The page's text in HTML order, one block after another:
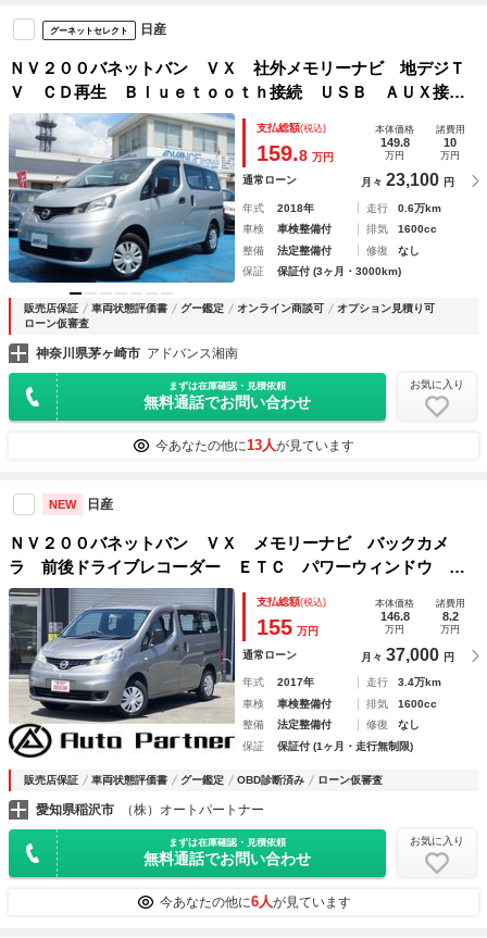
グーネットセレクト 日産
ＮＶ２００バネットバン ＶＸ 社外メモリーナビ 地デジＴ
Ｖ ＣＤ再生 Ｂｌｕｅｔｏｏｔｈ接続 ＵＳＢ ＡＵＸ接
続 ＥＴＣ キーレス 両側スライドドア Ｗエアバッグ Ａ
ＢＳ
支払総額(税込)
159.8 万円
本体価格
149.8
万円
諸費用
10
万円
通常ローン 月々 23,100 円
年式 2018年 走行
0.6万km
車検
車検整備付 排気
1600cc
整備
法定整備付 修復
なし
保証
保証付 (3ヶ月・3000km)
販売店保証 車両状態評価書 グー鑑定 オンライン商談可
オプション見積り可
ローン仮審査
神奈川県茅ヶ崎市 アドバンス湘南
まずは在庫確認・見積依頼
無料通話でお問い合わせ
お気に入り
今あなたの他に13人が見ています
NEW 日産
ＮＶ２００バネットバン ＶＸ メモリーナビ バックカメ
ラ 前後ドライブレコーダー ＥＴＣ パワーウィンドウ キ
ーレス ５人乗り
支払総額(税込)
155 万円
本体価格
146.8
万円
諸費用
8.2
万円
通常ローン 月々 37,000 円
年式 2017年 走行
3.4万km
車検
車検整備付 排気
1600cc
整備
法定整備付 修復
なし
保証
保証付 (1ヶ月・走行無制限)
販売店保証 車両状態評価書 グー鑑定 OBD診断済み ローン仮審査
愛知県稲沢市 （株）オートパートナー
まずは在庫確認・見積依頼
無料通話でお問い合わせ
お気に入り
今あなたの他に6人が見ています